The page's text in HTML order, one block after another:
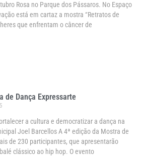
Rosa no Parque dos Pássaros. No Espaço
está em cartaz a mostra “Retratos de
que enfrentam o câncer de
de Dança Expressarte
a cultura e democratizar a dança na
Joel Barcellos A 4ª edição da Mostra de
de 230 participantes, que apresentarão
clássico ao hip hop. O evento